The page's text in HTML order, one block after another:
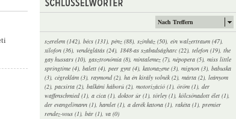
Nach Treffern
szerelem (142), bécs (131), pénz (88), színház (50), ein walzertraum (47),
xilofon (36), vendéglátás (24), 1848-as szabadságharc (22), telefon (19), the
gay hussars (10), gasztronómia (8), mintalemez (7), népopera (5), miss little
springtime (4), balett (4), peer gynt (4), katonazene (3), mignon (3), babuska
(3), cégreklám (3), raymond (2), ha én király volnék (2), márta (2), leányom
(2), pacsirta (2), balkáni háború (2), motorizáció (1), öröm (1), der
waffenschmied (1), a cica (1), doktor úr (1), törley (1), kölcsönadott élet (1),
der evangelimann (1), hamlet (1), a derék katona (1), rakéta (1), premier
rendez-vous (1), bár (1), va (0)